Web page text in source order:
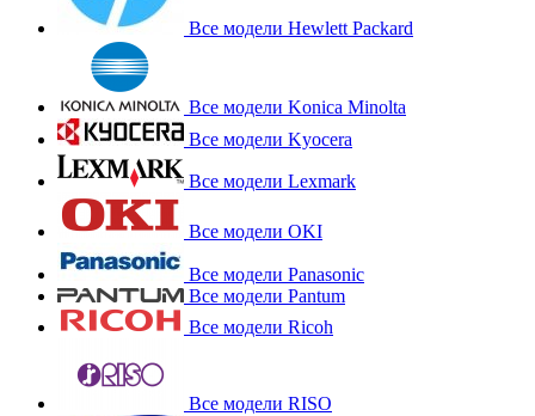
Все модели Hewlett Packard
Все модели Konica Minolta
Все модели Kyocera
Все модели Lexmark
Все модели OKI
Все модели Panasonic
Все модели Pantum
Все модели Ricoh
Все модели RISO